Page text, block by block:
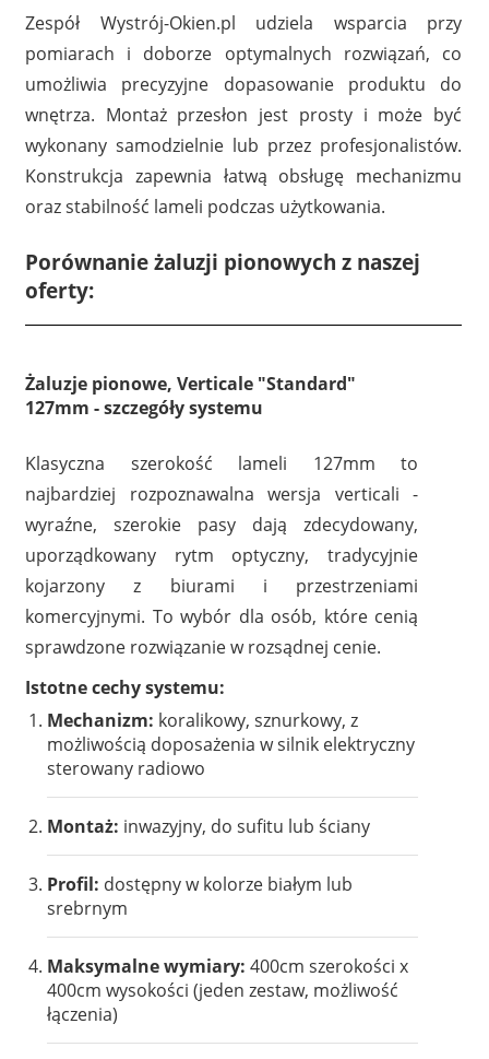
Zespół Wystrój-Okien.pl udziela wsparcia przy
pomiarach i doborze optymalnych rozwiązań, co
umożliwia precyzyjne dopasowanie produktu do
wnętrza. Montaż przesłon jest prosty i może być
wykonany samodzielnie lub przez profesjonalistów.
Konstrukcja zapewnia łatwą obsługę mechanizmu
oraz stabilność lameli podczas użytkowania.
Porównanie żaluzji pionowych z naszej
oferty:
Żaluzje pionowe, Verticale "Standard"
127mm - szczegóły systemu
Klasyczna szerokość lameli 127mm to
najbardziej rozpoznawalna wersja verticali -
wyraźne, szerokie pasy dają zdecydowany,
uporządkowany rytm optyczny, tradycyjnie
kojarzony z biurami i przestrzeniami
komercyjnymi. To wybór dla osób, które cenią
sprawdzone rozwiązanie w rozsądnej cenie.
Istotne cechy systemu:
Mechanizm: koralikowy, sznurkowy, z
możliwością doposażenia w silnik elektryczny
sterowany radiowo
Montaż: inwazyjny, do sufitu lub ściany
Profil: dostępny w kolorze białym lub
srebrnym
Maksymalne wymiary: 400cm szerokości x
400cm wysokości (jeden zestaw, możliwość
łączenia)